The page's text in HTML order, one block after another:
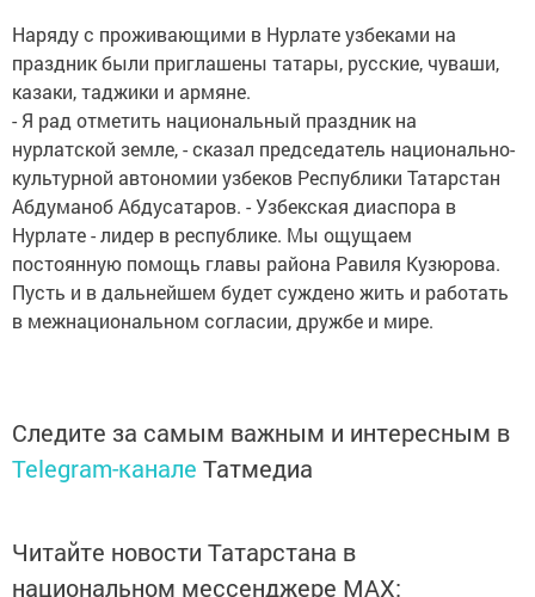
Наряду с проживающими в Нурлате узбеками на
праздник были приглашены татары, русские, чуваши,
казаки, таджики и армяне.
- Я рад отметить национальный праздник на
нурлатской земле, - сказал председатель национально-
культурной автономии узбеков Республики Татарстан
Абдуманоб Абдусатаров. - Узбекская диаспора в
Нурлате - лидер в республике. Мы ощущаем
постоянную помощь главы района Равиля Кузюрова.
Пусть и в дальнейшем будет суждено жить и работать
в межнациональном согласии, дружбе и мире.
Следите за самым важным и интересным в
Telegram-канале Татмедиа
Читайте новости Татарстана в
национальном мессенджере MАХ: